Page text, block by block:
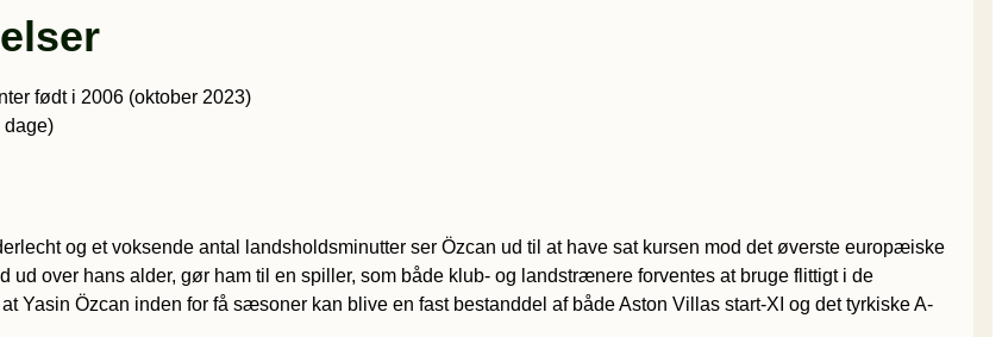
født i 2006 (oktober 2023)
dage)
og et voksende antal landsholdsminutter ser Özcan ud til at have sat kursen mod det øverste europæiske
over hans alder, gør ham til en spiller, som både klub- og landstrænere forventes at bruge flittigt i de
Yasin Özcan inden for få sæsoner kan blive en fast bestanddel af både Aston Villas start-XI og det tyrkiske A-